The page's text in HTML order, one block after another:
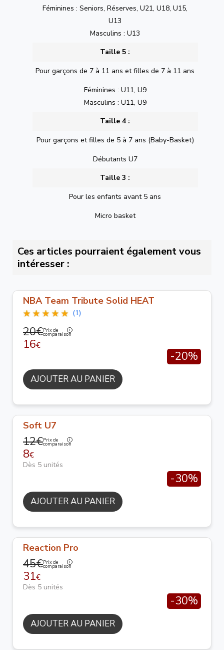
Féminines : Seniors, Réserves, U21, U18, U15,
U13
Masculins : U13
Taille 5 :
Pour garçons de 7 à 11 ans et filles de 7 à 11 ans
Féminines : U11, U9
Masculins : U11, U9
Taille 4 :
Pour garçons et filles de 5 à 7 ans (Baby-Basket)
Débutants U7
Taille 3 :
Pour les enfants avant 5 ans
Micro basket
Ces articles pourraient également vous
intéresser :
NBA Team Tribute Solid HEAT
(1)
20€Prix de
comparaison
16€
-20%
AJOUTER AU PANIER
Soft U7
12€Prix de
comparaison
8€
Dès 5 unités
-30%
AJOUTER AU PANIER
Reaction Pro
45€Prix de
comparaison
31€
Dès 5 unités
-30%
AJOUTER AU PANIER